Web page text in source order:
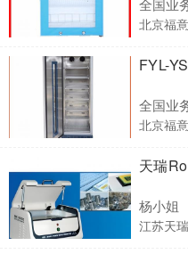
全国业
北京福
FYL-
全国业
北京福
天瑞
杨小姐
江苏天